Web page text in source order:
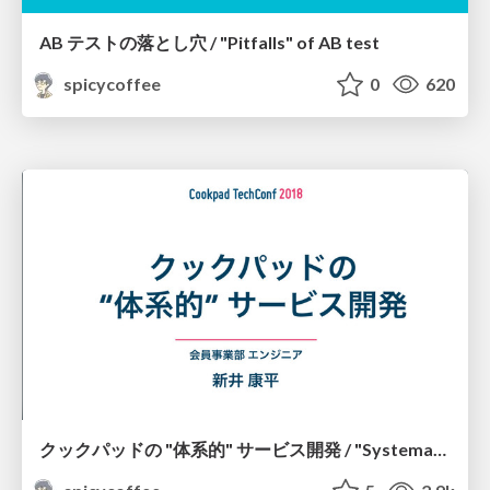
AB テストの落とし穴 / "Pitfalls" of AB test
spicycoffee
0 620
クックパッドの "体系的" サービス開発 / "Systematic" service development at cookpad